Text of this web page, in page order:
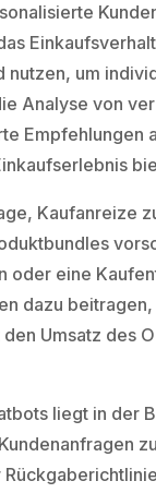
nutzen, um
Analyse von
Empfehlungen
Kaufanreize
oder eine
dazu
Umsatz des
liegt in der